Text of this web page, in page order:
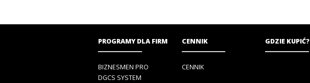
PROGRAMY DLA FIRM
BIZNESMEN PRO
DGCS SYSTEM
CENNIK
CENNIK
GDZIE KUPIĆ?